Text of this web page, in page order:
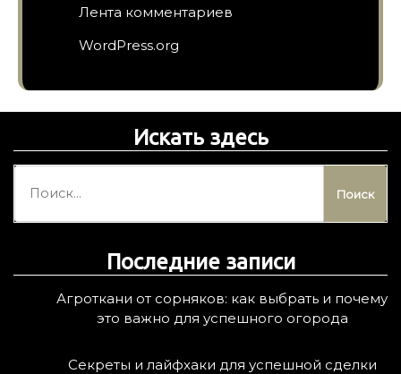
Лента комментариев
WordPress.org
Искать здесь
й
Последние записи
Агроткани от сорняков: как выбрать и почему
это важно для успешного огорода
Секреты и лайфхаки для успешной сделки